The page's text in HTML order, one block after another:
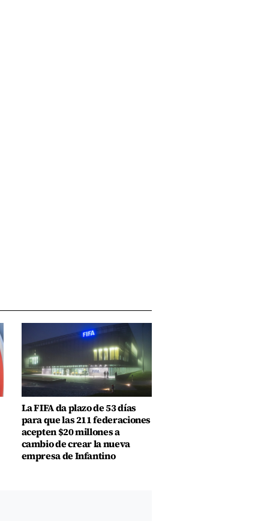
La FIFA da plazo de 53 días
para que las 211 federaciones
acepten $20 millones a
cambio de crear la nueva
empresa de Infantino